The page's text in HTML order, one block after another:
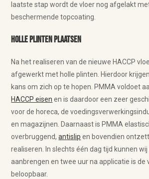
laatste stap wordt de vloer nog afgelakt
beschermende topcoating.
Holle plinten plaatsen
Na het realiseren van de nieuwe HACCP
afgewerkt met holle plinten. Hierdoor
kans om zich op te hopen. PMMA voldoet
HACCP eisen en is daardoor een zeer
voor de horeca, de
en magazijnen. Daarnaast is PMMA
overbruggend,antislip en bovendien
realiseren. In slechts één dag tijd kunnen
aanbrengen en twee uur na applicatie is de
beloopbaar.